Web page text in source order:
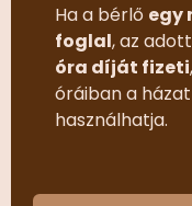
Ha a bérlő egy
foglal, az
óra díját fizeti
óráiban a
használhatja.